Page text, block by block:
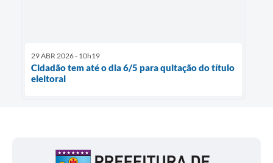
29 ABR 2026 - 10h19
Cidadão tem até o dia 6/5 para quitação do título
eleitoral